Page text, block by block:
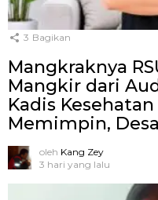
3 Bagikan
Mangkraknya
Mangkir dari
Kadis Kesehatan
Memimpin,
oleh Kang Zey
3 hari yang lalu